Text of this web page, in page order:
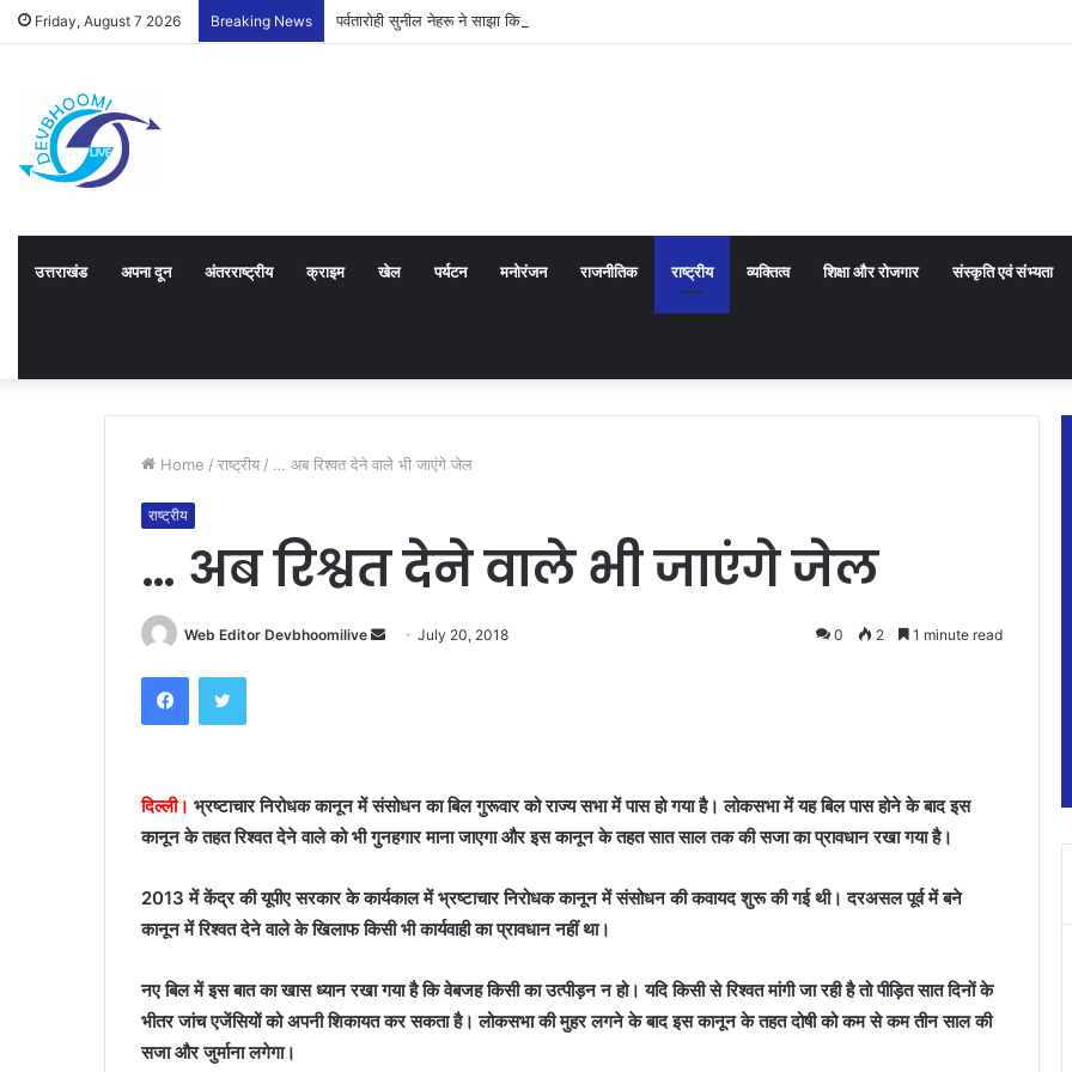
Friday, August 7 2026 Breaking News पर्वतारोही सुनील नेहरू ने साझा किए ऑडेन्स कोल आरोहण के रोमांचक अनुभव
उत्तराखंड अपना दून अंतरराष्ट्रीय क्राइम खेल पर्यटन मनोरंजन राजनीतिक राष्ट्रीय व्यक्तित्व शिक्षा और रोजगार संस्कृति एवं संभ्यता
Home / राष्ट्रीय / … अब रिश्वत देने वाले भी जाएंगे जेल
राष्ट्रीय
… अब रिश्वत देने वाले भी जाएंगे जेल
Web Editor Devbhoomilive
SendJuly 20, 2018 0 2 1 minute read
FacebookTwitter
दिल्ली। भ्रष्टाचार निरोधक कानून में संसोधन का बिल गुरूवार को राज्य सभा में पास हो गया है। लोकसभा में यह बिल पास होने के बाद इस
कानून के तहत रिश्वत देने वाले को भी गुनहगार माना जाएगा और इस कानून के तहत सात साल तक की सजा का प्रावधान रखा गया है।
2013 में केंद्र की यूपीए सरकार के कार्यकाल में भ्रष्टाचार निरोधक कानून में संसोधन की कवायद शुरू की गई थी। दरअसल पूर्व में बने
कानून में रिश्वत देने वाले के खिलाफ किसी भी कार्यवाही का प्रावधान नहीं था।
नए बिल में इस बात का खास ध्यान रखा गया है कि वेबजह किसी का उत्पीड़न न हो। यदि किसी से रिश्वत मांगी जा रही है तो पीड़ित सात दिनों के
भीतर जांच एजेंसियों को अपनी शिकायत कर सकता है। लोकसभा की मुहर लगने के बाद इस कानून के तहत दोषी को कम से कम तीन साल की
सजा और जुर्माना लगेगा।